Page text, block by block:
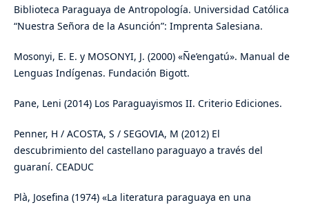
Biblioteca Paraguaya de Antropología. Universidad Católica
“Nuestra Señora de la Asunción”: Imprenta Salesiana.
Mosonyi, E. E. y MOSONYI, J. (2000) «N̅e’engatú». Manual de
Lenguas Indígenas. Fundación Bigott.
Pane, Leni (2014) Los Paraguayismos II. Criterio Ediciones.
Penner, H / ACOSTA, S / SEGOVIA, M (2012) El
descubrimiento del castellano paraguayo a través del
guaraní. CEADUC
Plà, Josefina (1974) «La literatura paraguaya en una